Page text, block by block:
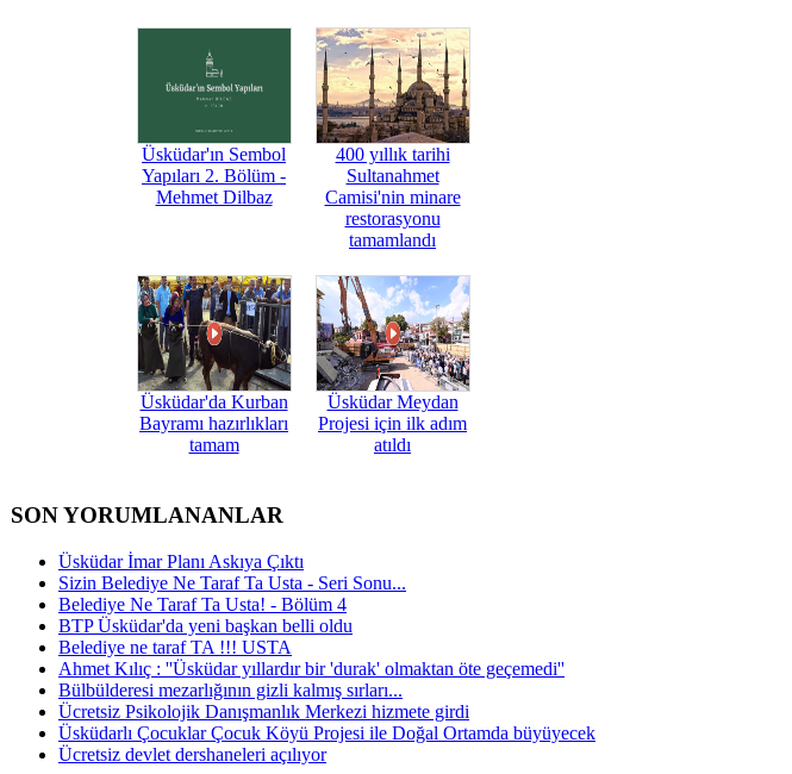
Üsküdar'ın Sembol
Yapıları 2. Bölüm -
Mehmet Dilbaz
400 yıllık tarihi
Sultanahmet
Camisi'nin minare
restorasyonu
tamamlandı
Üsküdar'da Kurban
Bayramı hazırlıkları
tamam
Üsküdar Meydan
Projesi için ilk adım
atıldı
SON YORUMLANANLAR
Üsküdar İmar Planı Askıya Çıktı
Sizin Belediye Ne Taraf Ta Usta - Seri Sonu...
Belediye Ne Taraf Ta Usta! - Bölüm 4
BTP Üsküdar'da yeni başkan belli oldu
Belediye ne taraf TA !!! USTA
Ahmet Kılıç : ''Üsküdar yıllardır bir 'durak' olmaktan öte geçemedi''
Bülbülderesi mezarlığının gizli kalmış sırları...
Ücretsiz Psikolojik Danışmanlık Merkezi hizmete girdi
Üsküdarlı Çocuklar Çocuk Köyü Projesi ile Doğal Ortamda büyüyecek
Ücretsiz devlet dershaneleri açılıyor